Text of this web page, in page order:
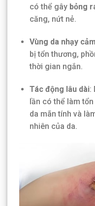
có thể gây bỏng
căng, nứt nẻ.
Vùng da nhạy cảm
bị tổn thương,
thời gian ngắn.
Tác động lâu dài:
lần có thể làm
da mãn tính và
nhiên của da.